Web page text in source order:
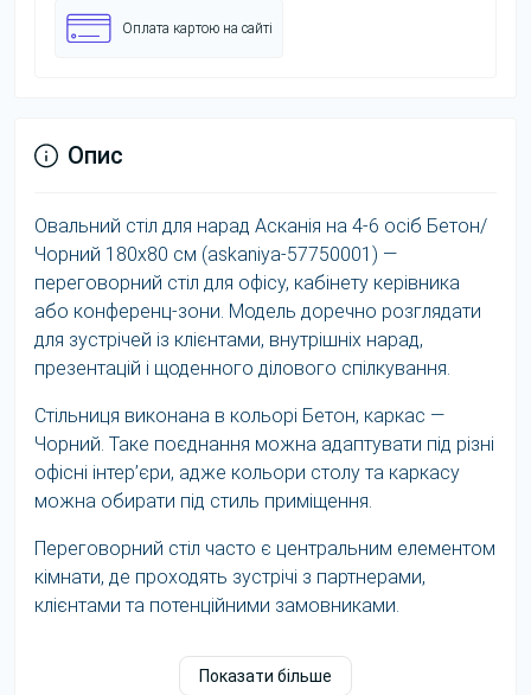
Оплата картою на сайті
Опис
Овальний стіл для нарад Асканія на 4-6 осіб Бетон/
Чорний 180x80 см (askaniya-57750001) —
переговорний стіл для офісу, кабінету керівника
або конференц-зони. Модель доречно розглядати
для зустрічей із клієнтами, внутрішніх нарад,
презентацій і щоденного ділового спілкування.
Стільниця виконана в кольорі Бетон, каркас —
Чорний. Таке поєднання можна адаптувати під різні
офісні інтер’єри, адже кольори столу та каркасу
можна обирати під стиль приміщення.
Переговорний стіл часто є центральним елементом
кімнати, де проходять зустрічі з партнерами,
клієнтами та потенційними замовниками.
Форма стільниці — Овальна. Вона впливає не лише
на зовнішній вигляд столу, а й на посадку,
Показати більше